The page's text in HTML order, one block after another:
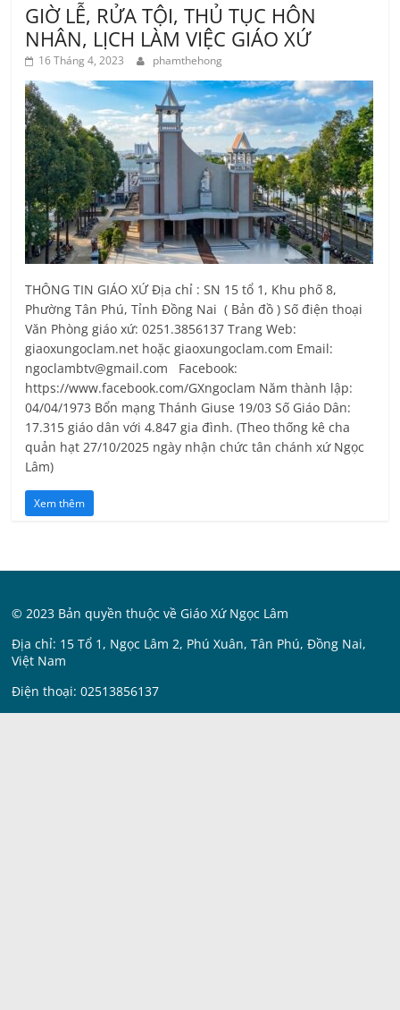
GIỜ LỄ, RỬA TỘI, THỦ TỤC HÔN
NHÂN, LỊCH LÀM VIỆC GIÁO XỨ
16 Tháng 4, 2023 phamthehong
THÔNG TIN GIÁO XỨ Địa chỉ : SN 15 tổ 1, Khu phố 8,
Phường Tân Phú, Tỉnh Ðồng Nai ( Bản đồ ) Số điện thoại
Văn Phòng giáo xứ: 0251.3856137 Trang Web:
giaoxungoclam.net hoặc giaoxungoclam.com Email:
ngoclambtv@gmail.com Facebook:
https://www.facebook.com/GXngoclam Năm thành lập:
04/04/1973 Bổn mạng Thánh Giuse 19/03 Số Giáo Dân:
17.315 giáo dân với 4.847 gia đình. (Theo thống kê cha
quản hạt 27/10/2025 ngày nhận chức tân chánh xứ Ngọc
Lâm)
Xem thêm
© 2023 Bản quyền thuộc về Giáo Xứ Ngọc Lâm
Địa chỉ: 15 Tổ 1, Ngọc Lâm 2, Phú Xuân, Tân Phú, Đồng Nai,
Việt Nam
Điện thoại: 02513856137